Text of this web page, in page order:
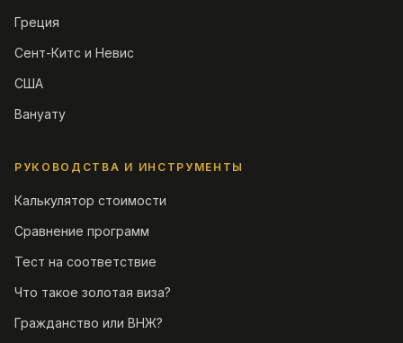
Греция
Сент-Китс и Невис
США
Вануату
РУКОВОДСТВА И ИНСТРУМЕНТЫ
Калькулятор стоимости
Сравнение программ
Тест на соответствие
Что такое золотая виза?
Гражданство или ВНЖ?